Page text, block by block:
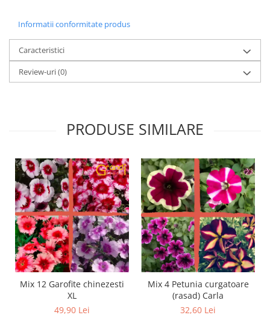
Informatii conformitate produs
Caracteristici
Review-uri(0)
PRODUSE SIMILARE
Mix 12 Garofite chinezesti
XL
49,90 Lei
Mix 4 Petunia curgatoare
(rasad) Carla
32,60 Lei